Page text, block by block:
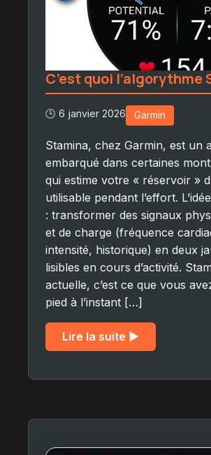
C’est quoi l’algorythme
🕒 6 janvier 2026 Garmin
Stamina, chez Garmin, est un
embarqué dans certaines
qui estime votre « réservoir »
utilisable pendant l’effort.
: transformer des signaux
et de charge (fréquence
intensité, historique) en deux
lisibles en cours d’activité.
actuelle, c’est ce que vous
pied à l’instant […]
Lire la suite ▶︎